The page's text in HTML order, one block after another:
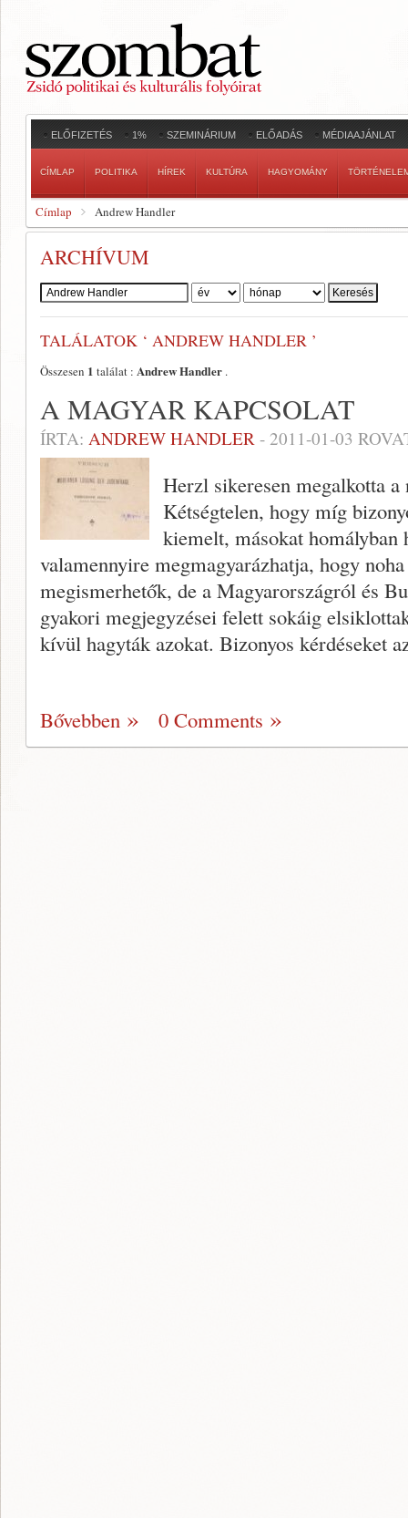
ELŐFIZETÉS 1% SZEMINÁRIUM ELŐADÁS MÉDIAAJÁNLAT
CÍMLAP POLITIKA HÍREK KULTÚRA HAGYOMÁNY
Címlap Andrew Handler
ARCHÍVUM
Szerző:
TALÁLATOK ‘ ANDREW HANDLER ’
Összesen 1 találat : Andrew Handler .
A MAGYAR KAPCSOLAT
ÍRTA: ANDREW HANDLER - 2011-01-03
Herzl sikeresen megalkotta a
Kétségtelen, hogy míg
kiemelt, másokat homályban
valamennyire megmagyarázhatja, hogy
megismerhetők, de a Magyarországról és
gyakori megjegyzései felett sokáig
kívül hagyták azokat. Bizonyos kérdéseket
Bővebben 0 Comments